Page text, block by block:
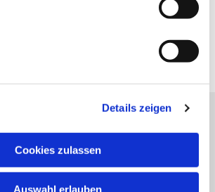
Details zeigen
Cookies zulassen
Auswahl erlauben
Teltow-Fläming